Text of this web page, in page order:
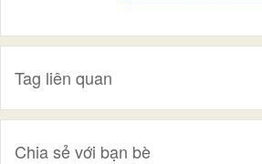
Tag liên quan
Chia sẻ với bạn bè